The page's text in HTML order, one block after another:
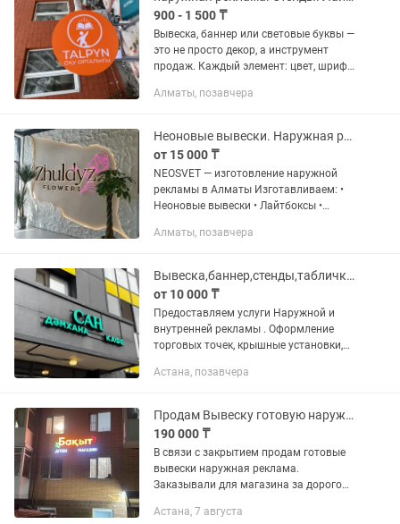
900 - 1 500 ₸
Вывеска, баннер или световые буквы —
это не просто декор, а инструмент
продаж. Каждый элемент: цвет, шрифт,
быстро ваш бренд заметят и запомнят.
Алматы, позавчера
Неоновые вывески. Наружная реклама
от 15 000 ₸
NEOSVET — изготовление наружной
рекламы в Алматы Изготавливаем: •
Неоновые вывески • Лайтбоксы •
магазинов, салонов, кафе и офисов ✔
Алматы, позавчера
Вывеска,баннер,стенды,таблички,картины,световые буквы,ростовые фигуры
от 10 000 ₸
Предоставляем услуги Наружной и
внутренней рекламы . Оформление
торговых точек, крышные установки,
заказе вывески дизайн+график
подарок
Астана, позавчера
Продам Вывеску готовую наружная реклама
190 000 ₸
В связи с закрытием продам готовые
вывески наружная реклама.
Заказывали для магазина за дорого
на ночь выключались. Вывеска: Бакыт
Астана, 7 августа